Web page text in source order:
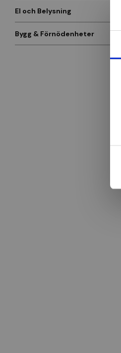
El och Belysning
Bygg & Förnödenheter